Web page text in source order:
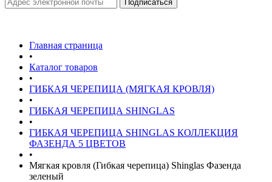
Главная страница
•
Каталог товаров
•
ГИБКАЯ ЧЕРЕПИЦА (МЯГКАЯ КРОВЛЯ)
•
ГИБКАЯ ЧЕРЕПИЦА SHINGLAS
•
ГИБКАЯ ЧЕРЕПИЦА SHINGLAS КОЛЛЕКЦИЯ
ФАЗЕНДА 5 ЦВЕТОВ
•
Мягкая кровля (Гибкая черепица) Shinglas Фазенда
зеленый